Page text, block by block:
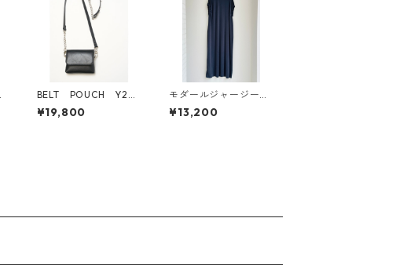
BELT POUCH Y252
-02057-5 YENN
¥19,800
モダールジャージーワ
ンピース 652 - 85578
cloche
¥13,200